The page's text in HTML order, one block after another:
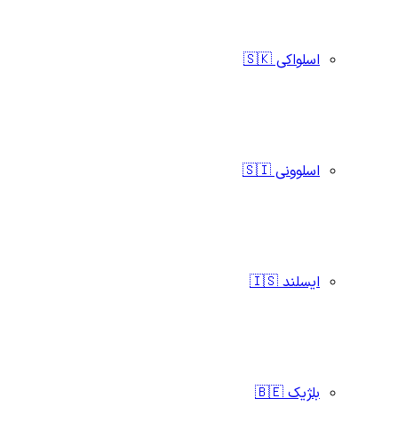
اسلواکی 🇸🇰
اسلوونی 🇸🇮
ایسلند 🇮🇸
بلژیک 🇧🇪